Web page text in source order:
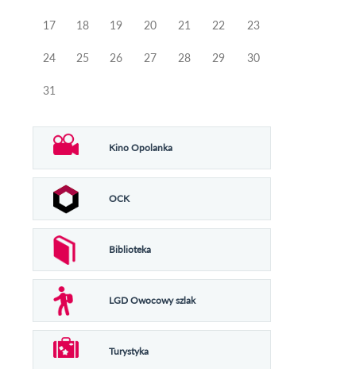
17 18 19 20 21 22 23
24 25 26 27 28 29 30
31
Kino Opolanka
OCK
Biblioteka
LGD Owocowy szlak
Turystyka